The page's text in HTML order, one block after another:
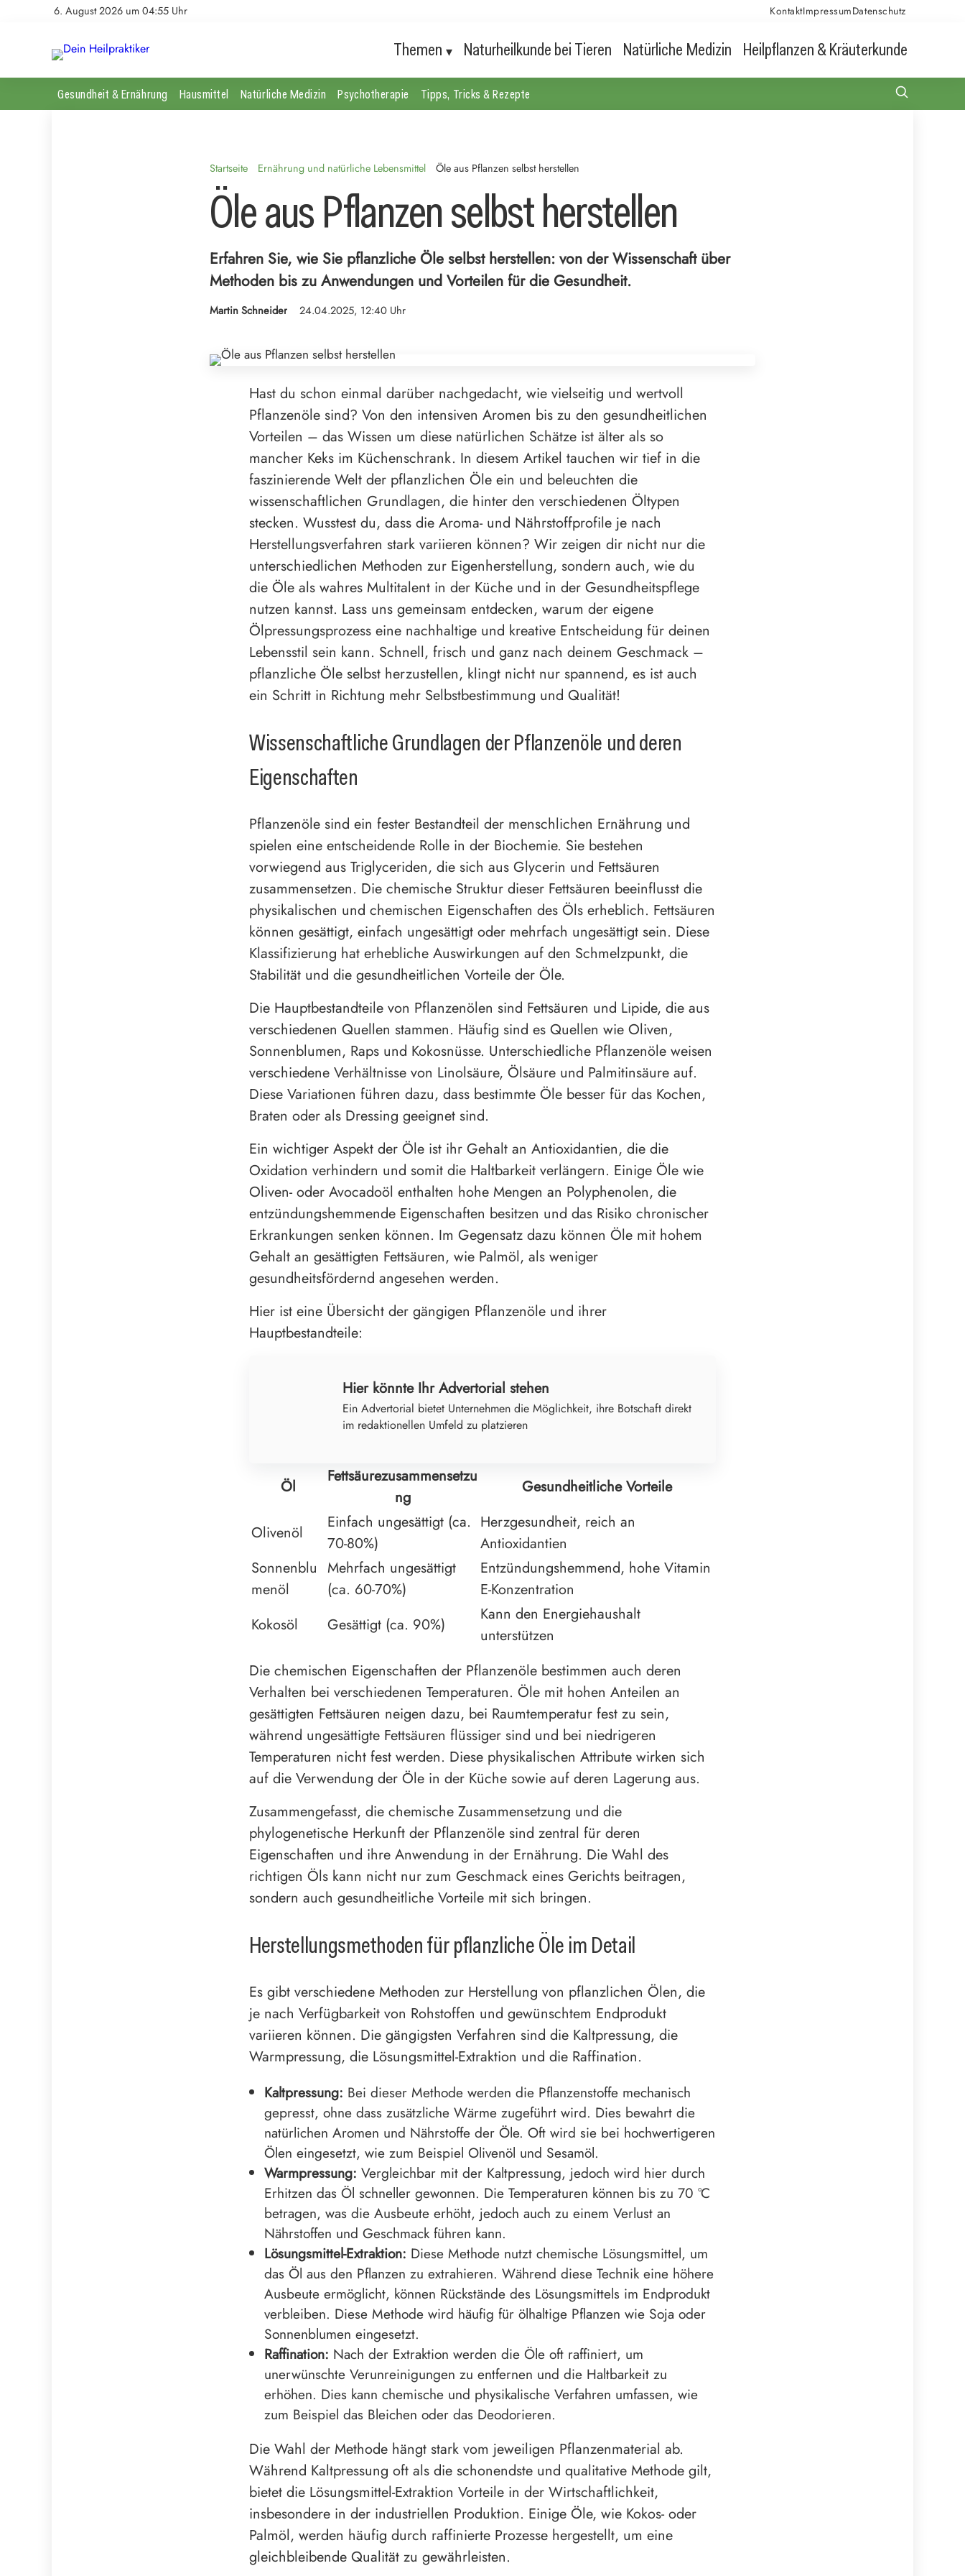
6. August 2026 um 04:55 Uhr KontaktImpressumDatenschutz
Themen Naturheilkunde bei Tieren Natürliche Medizin Heilpflanzen & Kräuterkunde
Gesundheit & Ernährung Hausmittel Natürliche Medizin Psychotherapie Tipps, Tricks & Rezepte
Startseite Ernährung und natürliche Lebensmittel Öle aus Pflanzen selbst herstellen
Öle aus Pflanzen selbst herstellen
Erfahren Sie, wie Sie pflanzliche Öle selbst herstellen: von der Wissenschaft über
Methoden bis zu Anwendungen und Vorteilen für die Gesundheit.
Martin Schneider 24.04.2025, 12:40 Uhr
Hast du schon einmal darüber nachgedacht, wie vielseitig und wertvoll
Pflanzenöle sind? Von den intensiven Aromen bis zu den gesundheitlichen
Vorteilen – das Wissen um diese natürlichen Schätze ist älter als so
mancher Keks im Küchenschrank. In diesem Artikel tauchen wir tief in die
faszinierende Welt der pflanzlichen Öle ein und beleuchten die
wissenschaftlichen Grundlagen, die hinter den verschiedenen Öltypen
stecken. Wusstest du, dass die Aroma- und Nährstoffprofile je nach
Herstellungsverfahren stark variieren können? Wir zeigen dir nicht nur die
unterschiedlichen Methoden zur Eigenherstellung, sondern auch, wie du
die Öle als wahres Multitalent in der Küche und in der Gesundheitspflege
nutzen kannst. Lass uns gemeinsam entdecken, warum der eigene
Ölpressungsprozess eine nachhaltige und kreative Entscheidung für deinen
Lebensstil sein kann. Schnell, frisch und ganz nach deinem Geschmack –
pflanzliche Öle selbst herzustellen, klingt nicht nur spannend, es ist auch
ein Schritt in Richtung mehr Selbstbestimmung und Qualität!
Wissenschaftliche Grundlagen der Pflanzenöle und deren
Eigenschaften
Pflanzenöle sind ein fester Bestandteil der menschlichen Ernährung und
spielen eine entscheidende Rolle in der Biochemie. Sie bestehen
vorwiegend aus Triglyceriden, die sich aus Glycerin und Fettsäuren
zusammensetzen. Die chemische Struktur dieser Fettsäuren beeinflusst die
physikalischen und chemischen Eigenschaften des Öls erheblich. Fettsäuren
können gesättigt, einfach ungesättigt oder mehrfach ungesättigt sein. Diese
Klassifizierung hat erhebliche Auswirkungen auf den Schmelzpunkt, die
Stabilität und die gesundheitlichen Vorteile der Öle.
Die Hauptbestandteile von Pflanzenölen sind Fettsäuren und Lipide, die aus
verschiedenen Quellen stammen. Häufig sind es Quellen wie Oliven,
Sonnenblumen, Raps und Kokosnüsse. Unterschiedliche Pflanzenöle weisen
verschiedene Verhältnisse von Linolsäure, Ölsäure und Palmitinsäure auf.
Diese Variationen führen dazu, dass bestimmte Öle besser für das Kochen,
Braten oder als Dressing geeignet sind.
Ein wichtiger Aspekt der Öle ist ihr Gehalt an Antioxidantien, die die
Oxidation verhindern und somit die Haltbarkeit verlängern. Einige Öle wie
Oliven- oder Avocadoöl enthalten hohe Mengen an Polyphenolen, die
entzündungshemmende Eigenschaften besitzen und das Risiko chronischer
Erkrankungen senken können. Im Gegensatz dazu können Öle mit hohem
Gehalt an gesättigten Fettsäuren, wie Palmöl, als weniger
gesundheitsfördernd angesehen werden.
Hier ist eine Übersicht der gängigen Pflanzenöle und ihrer
Hauptbestandteile:
Hier könnte Ihr Advertorial stehen
Ein Advertorial bietet Unternehmen die Möglichkeit, ihre Botschaft direkt
im redaktionellen Umfeld zu platzieren
Öl
Fettsäurezusammensetzu
ng
Gesundheitliche Vorteile
Olivenöl
Einfach ungesättigt (ca.
70-80%)
Herzgesundheit, reich an
Antioxidantien
Sonnenblu
menöl
Mehrfach ungesättigt
(ca. 60-70%)
Entzündungshemmend, hohe Vitamin
E-Konzentration
Kokosöl
Gesättigt (ca. 90%)
Kann den Energiehaushalt
unterstützen
Die chemischen Eigenschaften der Pflanzenöle bestimmen auch deren
Verhalten bei verschiedenen Temperaturen. Öle mit hohen Anteilen an
gesättigten Fettsäuren neigen dazu, bei Raumtemperatur fest zu sein,
während ungesättigte Fettsäuren flüssiger sind und bei niedrigeren
Temperaturen nicht fest werden. Diese physikalischen Attribute wirken sich
auf die Verwendung der Öle in der Küche sowie auf deren Lagerung aus.
Zusammengefasst, die chemische Zusammensetzung und die
phylogenetische Herkunft der Pflanzenöle sind zentral für deren
Eigenschaften und ihre Anwendung in der Ernährung. Die Wahl des
richtigen Öls kann nicht nur zum Geschmack eines Gerichts beitragen,
sondern auch gesundheitliche Vorteile mit sich bringen.
Herstellungsmethoden für pflanzliche Öle im Detail
Es gibt verschiedene Methoden zur Herstellung von pflanzlichen Ölen, die
je nach Verfügbarkeit von Rohstoffen und gewünschtem Endprodukt
variieren können. Die gängigsten Verfahren sind die Kaltpressung, die
Warmpressung, die Lösungsmittel-Extraktion und die Raffination.
Kaltpressung: Bei dieser Methode werden die Pflanzenstoffe mechanisch
gepresst, ohne dass zusätzliche Wärme zugeführt wird. Dies bewahrt die
natürlichen Aromen und Nährstoffe der Öle. Oft wird sie bei hochwertigeren
Ölen eingesetzt, wie zum Beispiel Olivenöl und Sesamöl.
Warmpressung: Vergleichbar mit der Kaltpressung, jedoch wird hier durch
Erhitzen das Öl schneller gewonnen. Die Temperaturen können bis zu 70 °C
betragen, was die Ausbeute erhöht, jedoch auch zu einem Verlust an
Nährstoffen und Geschmack führen kann.
Lösungsmittel-Extraktion: Diese Methode nutzt chemische Lösungsmittel, um
das Öl aus den Pflanzen zu extrahieren. Während diese Technik eine höhere
Ausbeute ermöglicht, können Rückstände des Lösungsmittels im Endprodukt
verbleiben. Diese Methode wird häufig für ölhaltige Pflanzen wie Soja oder
Sonnenblumen eingesetzt.
Raffination: Nach der Extraktion werden die Öle oft raffiniert, um
unerwünschte Verunreinigungen zu entfernen und die Haltbarkeit zu
erhöhen. Dies kann chemische und physikalische Verfahren umfassen, wie
zum Beispiel das Bleichen oder das Deodorieren.
Die Wahl der Methode hängt stark vom jeweiligen Pflanzenmaterial ab.
Während Kaltpressung oft als die schonendste und qualitative Methode gilt,
bietet die Lösungsmittel-Extraktion Vorteile in der Wirtschaftlichkeit,
insbesondere in der industriellen Produktion. Einige Öle, wie Kokos- oder
Palmöl, werden häufig durch raffinierte Prozesse hergestellt, um eine
gleichbleibende Qualität zu gewährleisten.